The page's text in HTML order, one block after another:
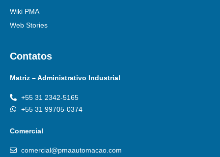
Wiki PMA
Web Stories
Contatos
Matriz – Administrativo Industrial
+55 31 2342-5165
+55 31 99705-0374
Comercial
comercial@pmaautomacao.com